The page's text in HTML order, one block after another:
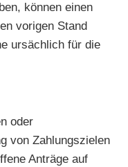
können einen
vorigen Stand
ursächlich für die
oder
von Zahlungszielen
Anträge auf